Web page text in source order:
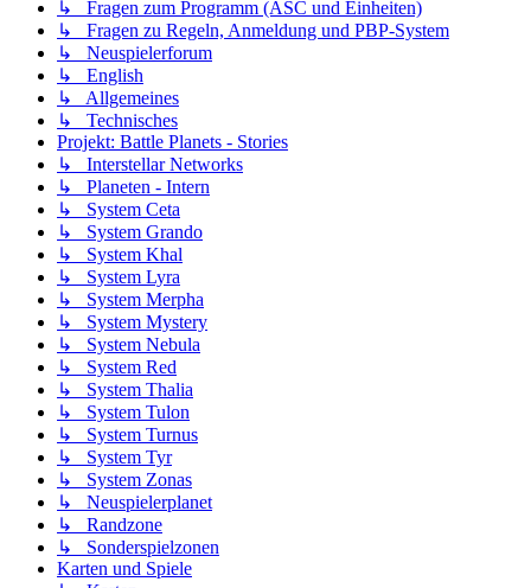
↳ Fragen zum Programm (ASC und Einheiten)
↳ Fragen zu Regeln, Anmeldung und PBP-System
↳ Neuspielerforum
↳ English
↳ Allgemeines
↳ Technisches
Projekt: Battle Planets - Stories
↳ Interstellar Networks
↳ Planeten - Intern
↳ System Ceta
↳ System Grando
↳ System Khal
↳ System Lyra
↳ System Merpha
↳ System Mystery
↳ System Nebula
↳ System Red
↳ System Thalia
↳ System Tulon
↳ System Turnus
↳ System Tyr
↳ System Zonas
↳ Neuspielerplanet
↳ Randzone
↳ Sonderspielzonen
Karten und Spiele